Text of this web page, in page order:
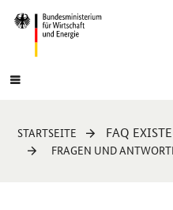
Navigation
Hauptmenü
Sie
sind
STARTSEITE FAQ
FRAGEN UND